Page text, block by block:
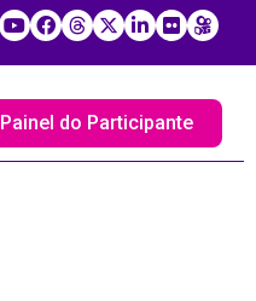
Painel do Participante